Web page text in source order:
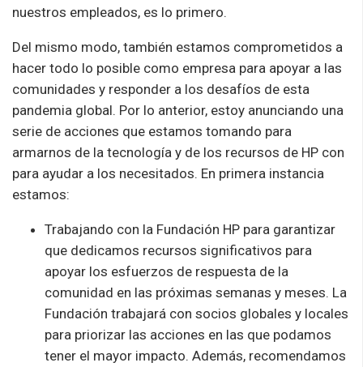
nuestros empleados, es lo primero.
Del mismo modo, también estamos comprometidos a
hacer todo lo posible como empresa para apoyar a las
comunidades y responder a los desafíos de esta
pandemia global. Por lo anterior, estoy anunciando una
serie de acciones que estamos tomando para
armarnos de la tecnología y de los recursos de HP con
para ayudar a los necesitados. En primera instancia
estamos:
Trabajando con la Fundación HP para garantizar
que dedicamos recursos significativos para
apoyar los esfuerzos de respuesta de la
comunidad en las próximas semanas y meses. La
Fundación trabajará con socios globales y locales
para priorizar las acciones en las que podamos
tener el mayor impacto. Además, recomendamos